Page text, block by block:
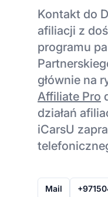
Kontakt do
afiliacji z
programu
głównie na
Affiliate Pro
działań
iCarsU
Mail